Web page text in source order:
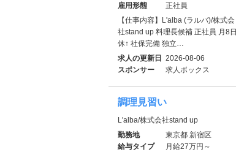
雇用形態
正社員
【仕事内容】L'alba (ラルバ)/株式会
社stand up 料理長候補 正社員 月8日
休↑ 社保完備 独立…
求人の更新日
2026-08-06
スポンサー
求人ボックス
調理見習い
L'alba/株式会社stand up
勤務地
東京都 新宿区
給与タイプ
月給27万円～